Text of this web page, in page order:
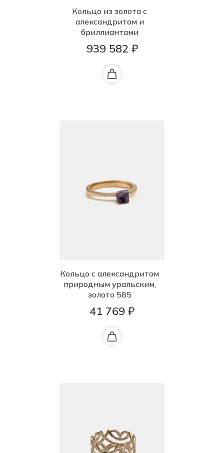
Кольцо из золота с
александритом и
бриллиантами
939 582 ₽
Кольцо с александритом
природным уральским,
золото 585
41 769 ₽